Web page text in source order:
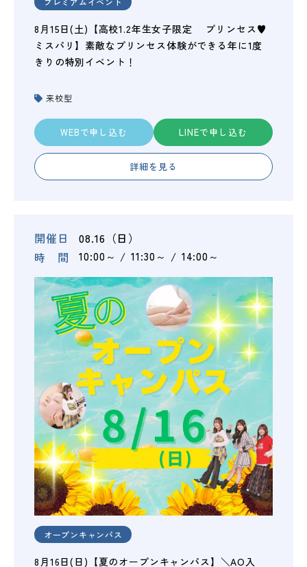
8月15日(土)【高校1.2年生女子限定 プリンセス♥
ミスパリ】素敵なプリンセス体験ができる年に1度
きりの特別イベント！
来校型
WEBで申し込む LINEで申し込む
詳細を見る
開催日
08.16（日）
時 間
10:00～ 11:30～ 14:00～
オープンキャンパス
8月16日(日)【夏のオープンキャンパス】＼AO入